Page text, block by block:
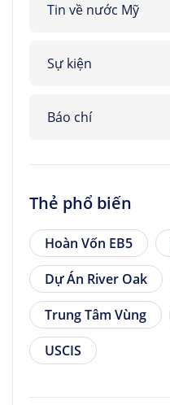
Tin về nước Mỹ
Sự kiện
Báo chí
Thẻ phổ biến
Hoàn Vốn EB5
Dự Án River Oak
Trung Tâm Vùng
USCIS